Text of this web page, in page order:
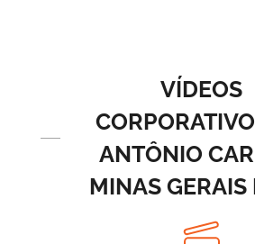
VÍDEOS
ANTÔNIO
MINAS GERAIS